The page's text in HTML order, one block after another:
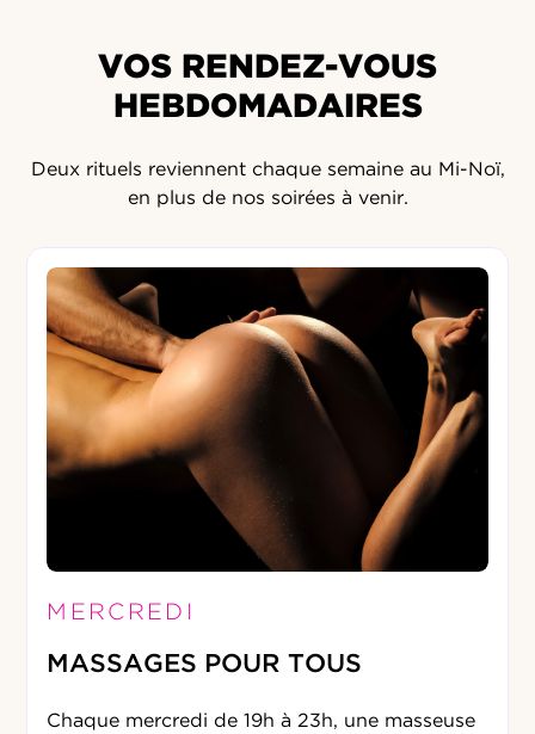
VOS RENDEZ-VOUS
HEBDOMADAIRES
Deux rituels reviennent chaque semaine au Mi-Noï,
en plus de nos soirées à venir.
MERCREDI
MASSAGES POUR TOUS
Chaque mercredi de 19h à 23h, une masseuse